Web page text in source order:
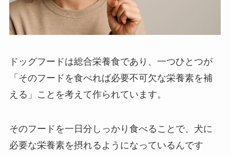
ドッグフードは総合栄養食であり、一つひとつが
「そのフードを食べれば必要不可欠な栄養素を補
える」 ことを考えて作られています。
そのフードを一日分しっかり食べることで、犬に
必要な栄養素を摂れるようになっているんです